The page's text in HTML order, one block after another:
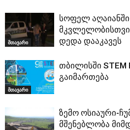
მთავარი
სოფელ
დედა დააკავეს
მთავარი
თბილისში STEM
გაიმართება
ზემო ოსიაური-
მშენებლობა